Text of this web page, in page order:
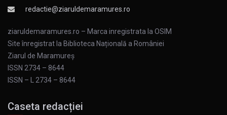
redactie@ziaruldemaramures.ro
ziaruldemaramures.ro – Marca inregistrata la OSIM
Site înregistrat la Biblioteca Națională a României
Ziarul de Maramureş
ISSN 2734 – 8644
ISSN – L 2734 – 8644
Caseta redacției